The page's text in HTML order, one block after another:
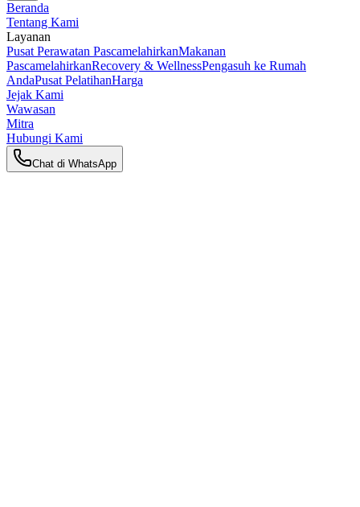
Beranda
Tentang Kami
Layanan
Pusat Perawatan PascamelahirkanMakanan
PascamelahirkanRecovery & WellnessPengasuh ke Rumah
AndaPusat PelatihanHarga
Jejak Kami
Wawasan
Mitra
Hubungi Kami
Chat di WhatsApp